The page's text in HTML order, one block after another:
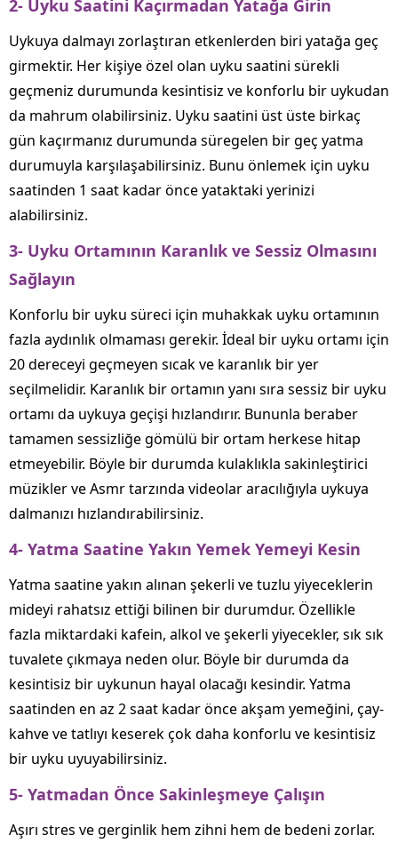
2- Uyku Saatini Kaçırmadan Yatağa Girin
Uykuya dalmayı zorlaştıran etkenlerden biri yatağa geç
girmektir. Her kişiye özel olan uyku saatini sürekli
geçmeniz durumunda kesintisiz ve konforlu bir uykudan
da mahrum olabilirsiniz. Uyku saatini üst üste birkaç
gün kaçırmanız durumunda süregelen bir geç yatma
durumuyla karşılaşabilirsiniz. Bunu önlemek için uyku
saatinden 1 saat kadar önce yataktaki yerinizi
alabilirsiniz.
3- Uyku Ortamının Karanlık ve Sessiz Olmasını
Sağlayın
Konforlu bir uyku süreci için muhakkak uyku ortamının
fazla aydınlık olmaması gerekir. İdeal bir uyku ortamı için
20 dereceyi geçmeyen sıcak ve karanlık bir yer
seçilmelidir. Karanlık bir ortamın yanı sıra sessiz bir uyku
ortamı da uykuya geçişi hızlandırır. Bununla beraber
tamamen sessizliğe gömülü bir ortam herkese hitap
etmeyebilir. Böyle bir durumda kulaklıkla sakinleştirici
müzikler ve Asmr tarzında videolar aracılığıyla uykuya
dalmanızı hızlandırabilirsiniz.
4- Yatma Saatine Yakın Yemek Yemeyi Kesin
Yatma saatine yakın alınan şekerli ve tuzlu yiyeceklerin
mideyi rahatsız ettiği bilinen bir durumdur. Özellikle
fazla miktardaki kafein, alkol ve şekerli yiyecekler, sık sık
tuvalete çıkmaya neden olur. Böyle bir durumda da
kesintisiz bir uykunun hayal olacağı kesindir. Yatma
saatinden en az 2 saat kadar önce akşam yemeğini, çay-
kahve ve tatlıyı keserek çok daha konforlu ve kesintisiz
bir uyku uyuyabilirsiniz.
5- Yatmadan Önce Sakinleşmeye Çalışın
Aşırı stres ve gerginlik hem zihni hem de bedeni zorlar.